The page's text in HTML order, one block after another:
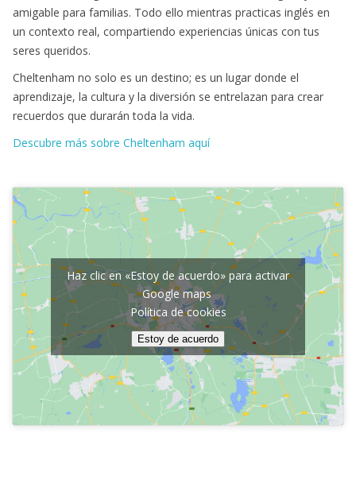
amigable para familias. Todo ello mientras practicas inglés en
un contexto real, compartiendo experiencias únicas con tus
seres queridos.
Cheltenham no solo es un destino; es un lugar donde el
aprendizaje, la cultura y la diversión se entrelazan para crear
recuerdos que durarán toda la vida.
Descubre más sobre Cheltenham aquí
Haz clic en «Estoy de acuerdo» para activar
Google maps
Política de cookies
Estoy de acuerdo